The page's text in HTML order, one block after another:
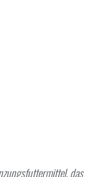
das